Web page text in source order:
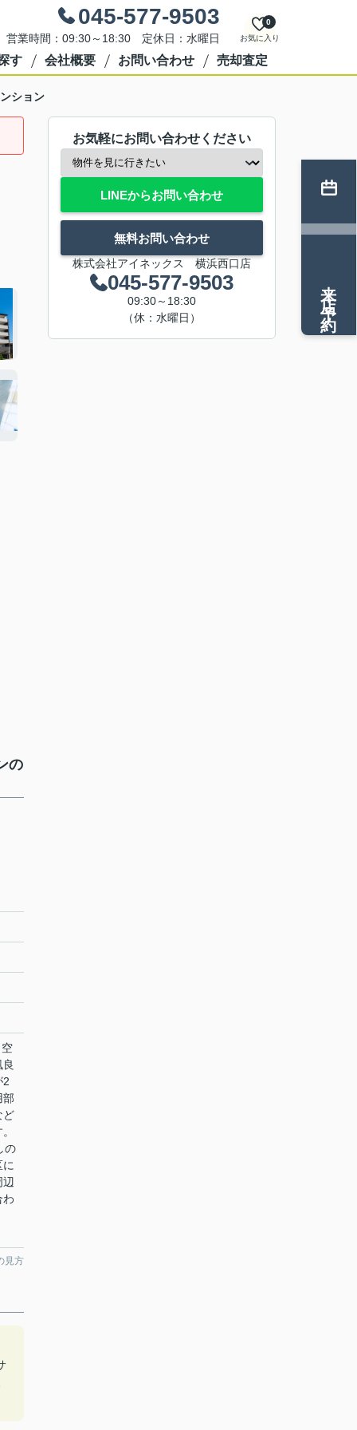
045-577-9503
営業時間：09:30～18:30 定休日：水曜日 お気に入り
0
す 会社概要 お問い合わせ 売却査定
ション
の
2
部
ど
の
わ
見方
お気軽にお問い合わせください
LINEからお問い合わせ
無料お問い合わせ
株式会社アイネックス 横浜西口店
045-577-9503
09:30～18:30
（休：水曜日）
来店予約